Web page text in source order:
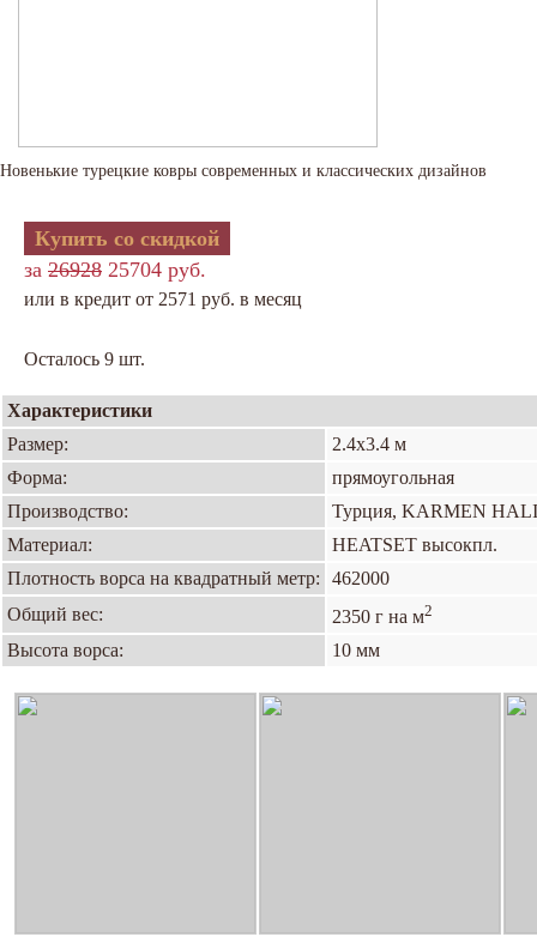
Новенькие турецкие ковры современных и классических дизайнов
Купить со скидкой
за 26928 25704 руб.
или в кредит от 2571 руб. в месяц
Осталось 9 шт.
Характеристики
Размер:
2.4х3.4 м
Форма:
прямоугольная
Производство:
Турция, KARMEN HALI
Материал:
HEATSET высокпл.
Плотность ворса на квадратный метр:
462000
Общий вес:
2350 г на м2
Высота ворса: 10 мм